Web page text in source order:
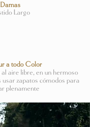
Damas
Largo
a todo Color
aire libre, en un hermoso
zapatos cómodos para
plenamente